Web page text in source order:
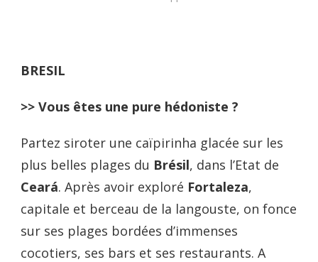
BRESIL
>> Vous êtes une pure hédoniste ?
Partez siroter une caïpirinha glacée sur les
plus belles plages du Brésil, dans l’Etat de
Ceará. Après avoir exploré Fortaleza,
capitale et berceau de la langouste, on fonce
sur ses plages bordées d’immenses
cocotiers, ses bars et ses restaurants. A